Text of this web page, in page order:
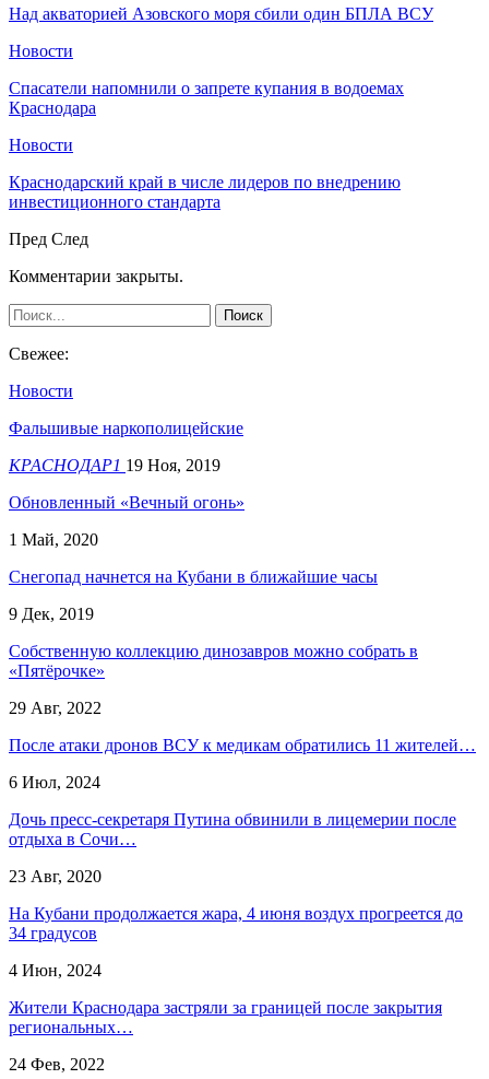
Над акваторией Азовского моря сбили один БПЛА ВСУ
Новости
Спасатели напомнили о запрете купания в водоемах
Краснодара
Новости
Краснодарский край в числе лидеров по внедрению
инвестиционного стандарта
Пред След
Комментарии закрыты.
Свежее:
Новости
Фальшивые наркополицейские
КРАСНОДАР1 19 Ноя, 2019
Обновленный «Вечный огонь»
1 Май, 2020
Снегопад начнется на Кубани в ближайшие часы
9 Дек, 2019
Собственную коллекцию динозавров можно собрать в
«Пятёрочке»
29 Авг, 2022
После атаки дронов ВСУ к медикам обратились 11 жителей…
6 Июл, 2024
Дочь пресс-секретаря Путина обвинили в лицемерии после
отдыха в Сочи…
23 Авг, 2020
На Кубани продолжается жара, 4 июня воздух прогреется до
34 градусов
4 Июн, 2024
Жители Краснодара застряли за границей после закрытия
региональных…
24 Фев, 2022